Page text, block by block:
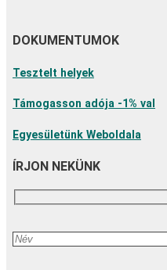
DOKUMENTUMOK
Tesztelt helyek
Támogasson adója -1% val
Egyesületünk Weboldala
ÍRJON NEKÜNK